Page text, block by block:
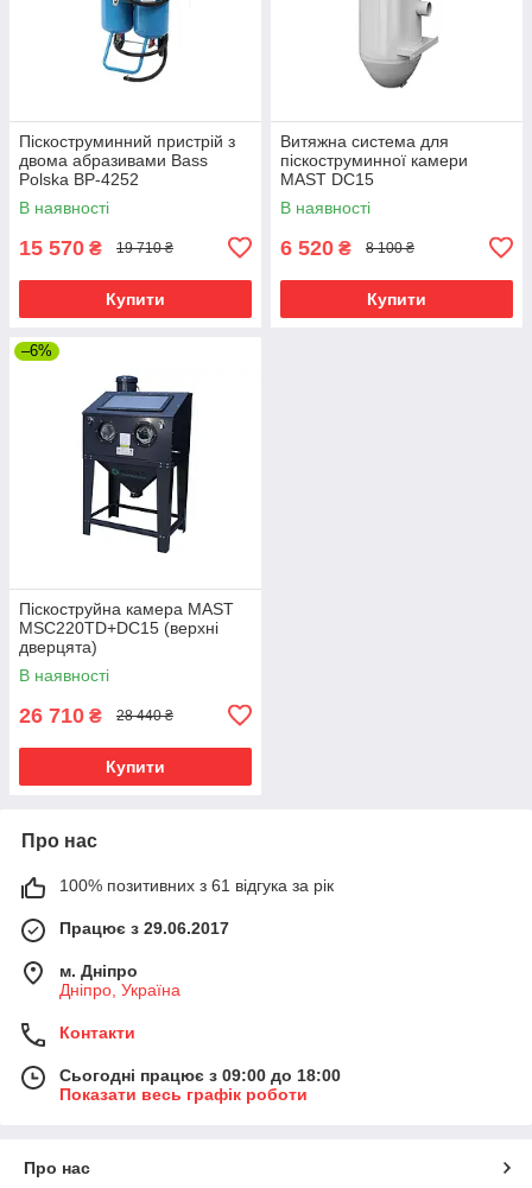
Піскоструминний пристрій з
двома абразивами Bass
Polska BP-4252
В наявності
15 570 ₴ 19 710 ₴
Купити
Витяжна система для
піскоструминної камери
MAST DC15
В наявності
6 520 ₴ 8 100 ₴
Купити
–6%
Піскоструйна камера MAST
MSC220TD+DC15 (верхні
дверцята)
В наявності
26 710 ₴ 28 440 ₴
Купити
Про нас
100% позитивних з 61 відгука за рік
Працює з 29.06.2017
м. Дніпро
Дніпро, Україна
Контакти
Сьогодні працює з 09:00 до 18:00
Показати весь графік роботи
Про нас